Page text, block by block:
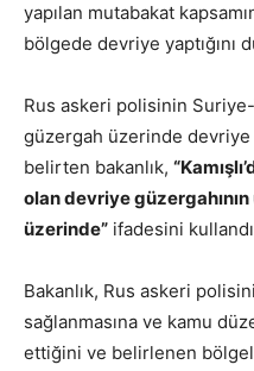
yapılan mutabakat
bölgede devriye yaptığını
Rus askeri polisinin
güzergah üzerinde
belirten bakanlık,
olan devriye
üzerinde” ifadesini
Bakanlık, Rus askeri
sağlanmasına ve kamu
ettiğini ve belirlenen